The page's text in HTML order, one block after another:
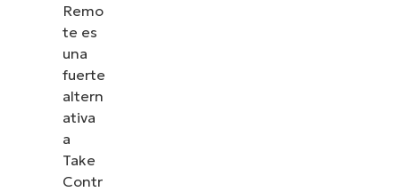
Remo
te es
una
fuerte
altern
ativa
a
Take
Contr